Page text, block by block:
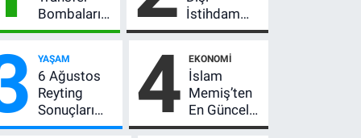
Bombaları
Peş Peşe!
Vlahovic’i
Açıkladı, 5
Yıldız Daha
Listede
İstihdam
Verisi Altını
Etkiler? Çok
Basit
Anlatımla
Rehber
YAŞAM
6 Ağustos
Reyting
Sonuçları
Açıklandı!
4 EKONOMI
İslam
Memiş’ten
En Güncel
Altın